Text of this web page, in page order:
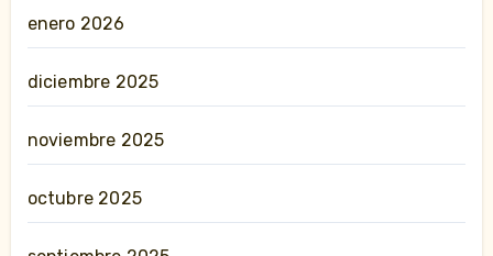
enero 2026
diciembre 2025
noviembre 2025
octubre 2025